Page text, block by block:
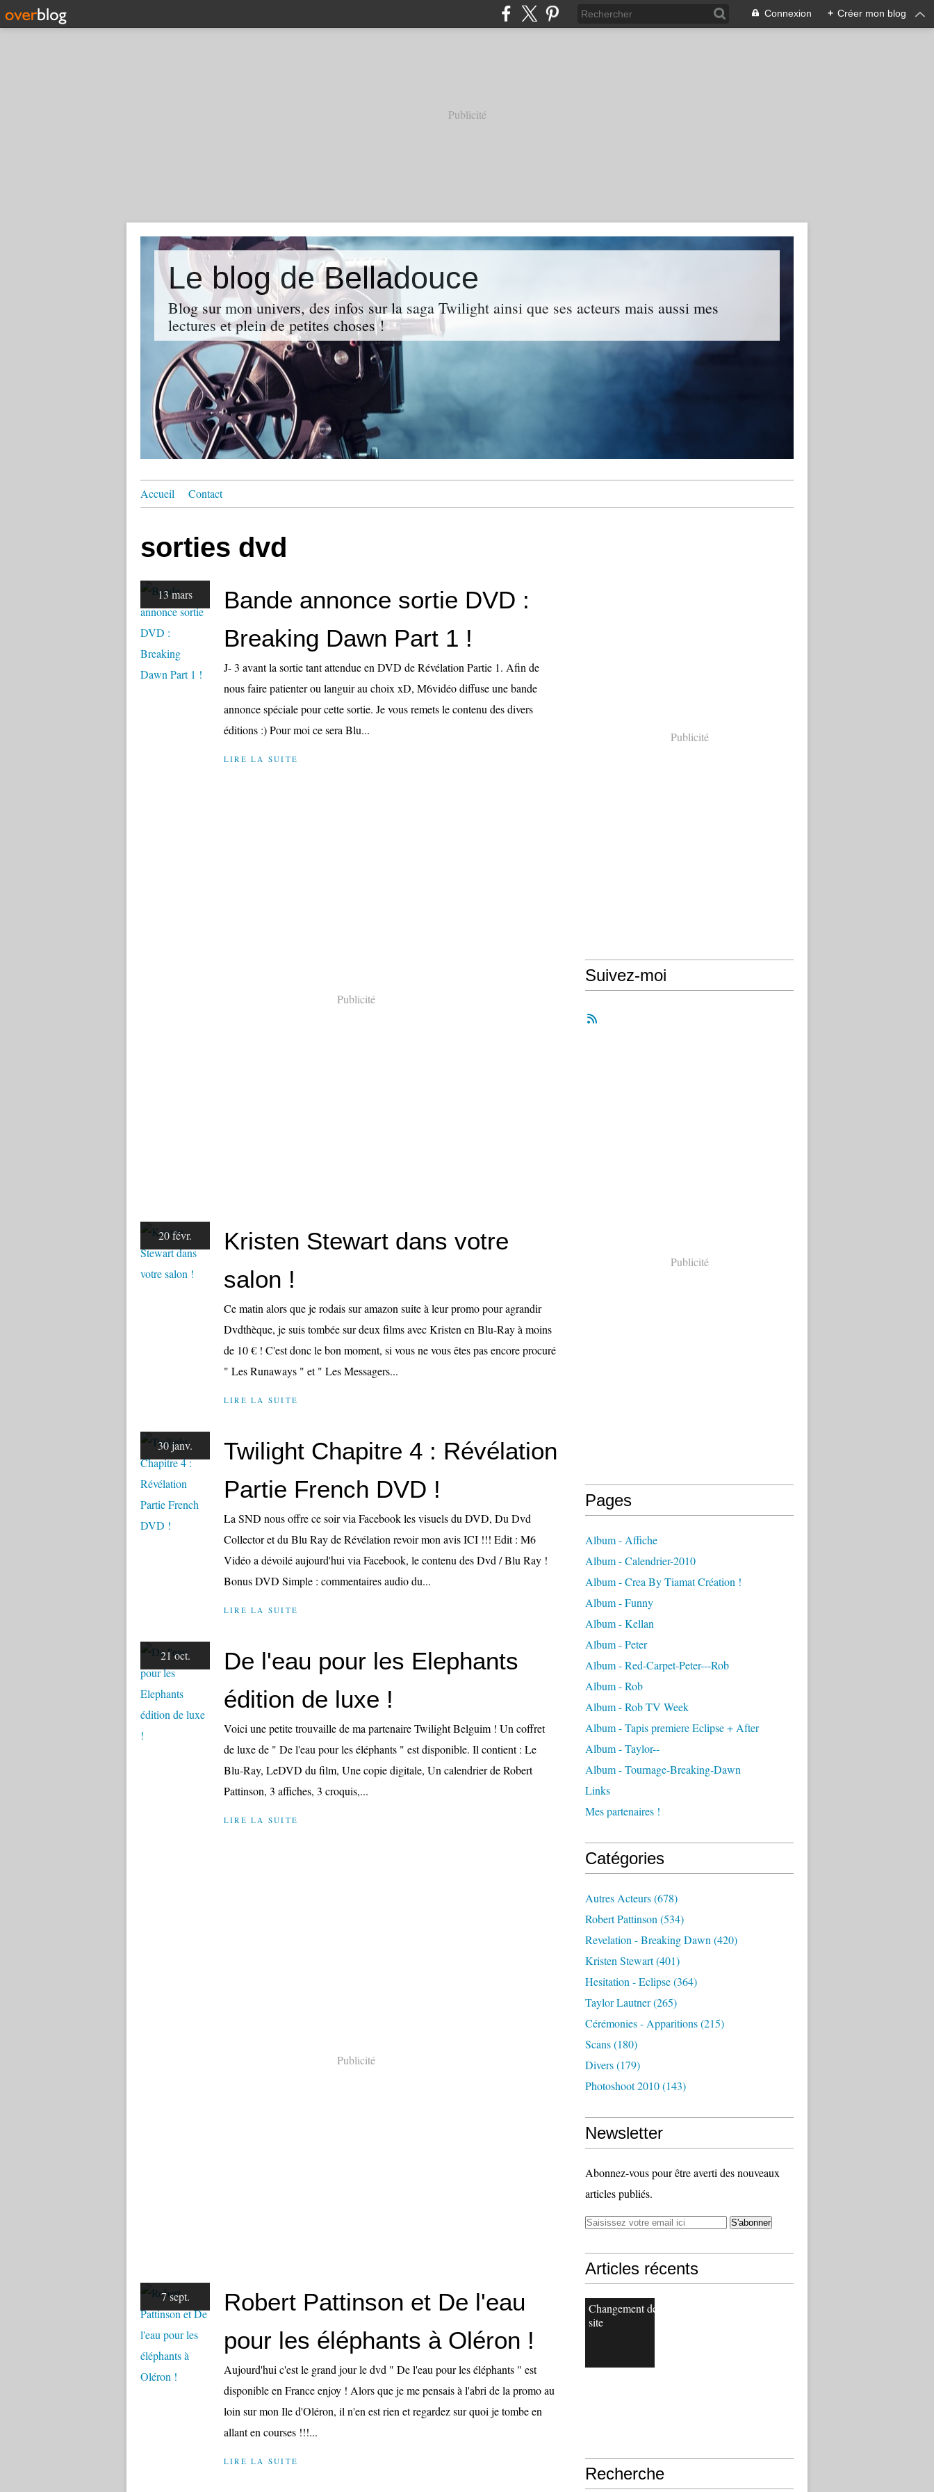
Connexion + Créer mon blog
Publicité
Le blog de Belladouce
Blog sur mon univers, des infos sur la saga Twilight ainsi que ses acteurs mais aussi mes
lectures et plein de petites choses !
Accueil Contact
sorties dvd
13 mars
Bande annonce sortie DVD :
Breaking Dawn Part 1 !
J- 3 avant la sortie tant attendue en DVD de Révélation Partie 1. Afin de
nous faire patienter ou languir au choix xD, M6vidéo diffuse une bande
annonce spéciale pour cette sortie. Je vous remets le contenu des divers
éditions :) Pour moi ce sera Blu...
LIRE LA SUITE
Publicité
20 févr.
Kristen Stewart dans votre
salon !
Ce matin alors que je rodais sur amazon suite à leur promo pour agrandir
Dvdthèque, je suis tombée sur deux films avec Kristen en Blu-Ray à moins
de 10 € ! C'est donc le bon moment, si vous ne vous êtes pas encore procuré
" Les Runaways " et " Les Messagers...
LIRE LA SUITE
30 janv.
Twilight Chapitre 4 : Révélation
Partie French DVD !
La SND nous offre ce soir via Facebook les visuels du DVD, Du Dvd
Collector et du Blu Ray de Révélation revoir mon avis ICI !!! Edit : M6
Vidéo a dévoilé aujourd'hui via Facebook, le contenu des Dvd / Blu Ray !
Bonus DVD Simple : commentaires audio du...
LIRE LA SUITE
21 oct.
De l'eau pour les Elephants
édition de luxe !
Voici une petite trouvaille de ma partenaire Twilight Belguim ! Un coffret
de luxe de " De l'eau pour les éléphants " est disponible. Il contient : Le
Blu-Ray, LeDVD du film, Une copie digitale, Un calendrier de Robert
Pattinson, 3 affiches, 3 croquis,...
LIRE LA SUITE
Publicité
7 sept.
Robert Pattinson et De l'eau
pour les éléphants à Oléron !
Aujourd'hui c'est le grand jour le dvd " De l'eau pour les éléphants " est
disponible en France enjoy ! Alors que je me pensais à l'abri de la promo au
loin sur mon Ile d'Oléron, il n'en est rien et regardez sur quoi je tombe en
allant en courses !!!...
LIRE LA SUITE
Publicité
Suivez-moi
Publicité
Pages
Album - Affiche
Album - Calendrier-2010
Album - Crea By Tiamat Création !
Album - Funny
Album - Kellan
Album - Peter
Album - Red-Carpet-Peter---Rob
Album - Rob
Album - Rob TV Week
Album - Tapis premiere Eclipse + After
Album - Taylor--
Album - Tournage-Breaking-Dawn
Links
Mes partenaires !
Catégories
Autres Acteurs(678)
Robert Pattinson (534)
Revelation - Breaking Dawn (420)
Kristen Stewart(401)
Hesitation - Eclipse(364)
Taylor Lautner(265)
Cérémonies - Apparitions(215)
Scans(180)
Divers(179)
Photoshoot 2010(143)
Newsletter
Abonnez-vous pour être averti des nouveaux
articles publiés.
Articles récents
Changement de
site
Recherche